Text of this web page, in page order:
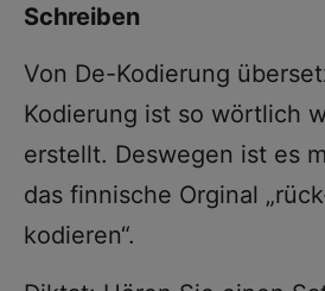
Schreiben
Von De-Kodierung
Kodierung ist so wörtlich
erstellt. Deswegen ist es
das finnische Orginal
kodieren“.